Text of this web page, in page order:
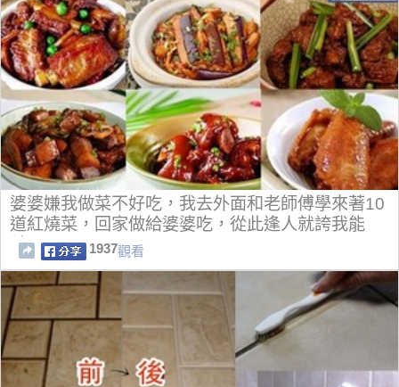
婆婆嫌我做菜不好吃，我去外面和老師傅學來著10
道紅燒菜，回家做給婆婆吃，從此逢人就誇我能
幹！
1937觀看